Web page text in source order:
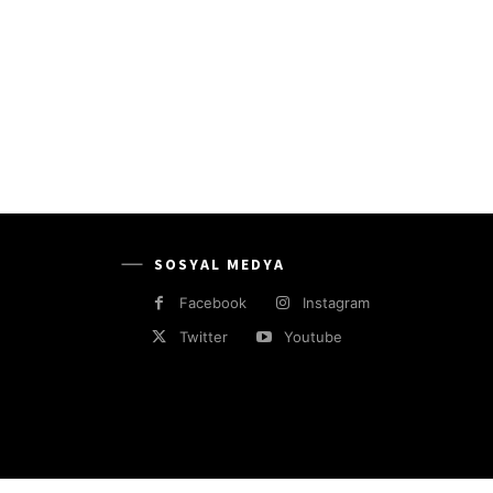
SOSYAL MEDYA
Facebook
Instagram
Twitter
Youtube